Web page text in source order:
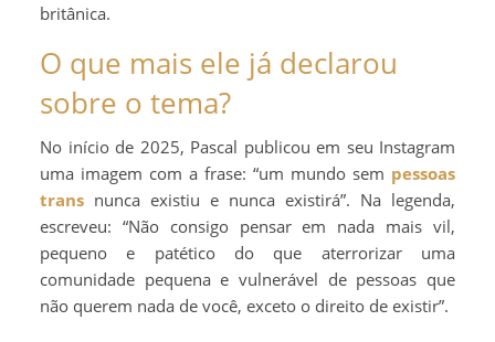
britânica.
O que mais ele já declarou
sobre o tema?
No início de 2025, Pascal publicou em seu Instagram
uma imagem com a frase: “um mundo sem pessoas
trans nunca existiu e nunca existirá”. Na legenda,
escreveu: “Não consigo pensar em nada mais vil,
pequeno e patético do que aterrorizar uma
comunidade pequena e vulnerável de pessoas que
não querem nada de você, exceto o direito de existir”.